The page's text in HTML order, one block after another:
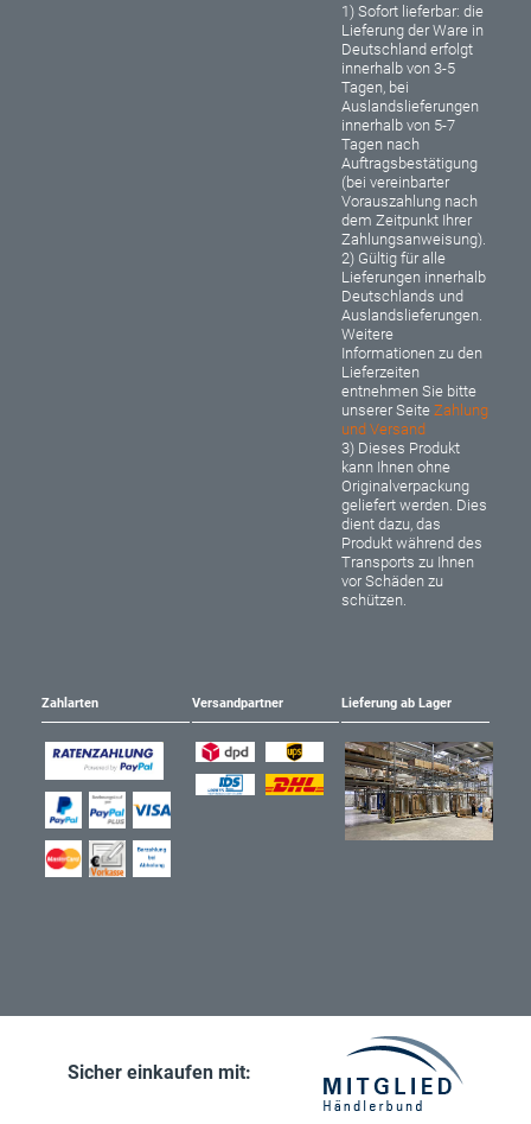
1) Sofort lieferbar: die
Lieferung der Ware in
Deutschland erfolgt
innerhalb von 3-5
Tagen, bei
Auslandslieferungen
innerhalb von 5-7
Tagen nach
Auftragsbestätigung
(bei vereinbarter
Vorauszahlung nach
dem Zeitpunkt Ihrer
Zahlungsanweisung).
2) Gültig für alle
Lieferungen innerhalb
Deutschlands und
Auslandslieferungen.
Weitere
Informationen zu den
Lieferzeiten
entnehmen Sie bitte
unserer SeiteZahlung
und Versand
3) Dieses Produkt
kann Ihnen ohne
Originalverpackung
geliefert werden. Dies
dient dazu, das
Produkt während des
Transports zu Ihnen
vor Schäden zu
schützen.
Zahlarten Versandpartner Lieferung ab Lager
Sicher einkaufen mit: